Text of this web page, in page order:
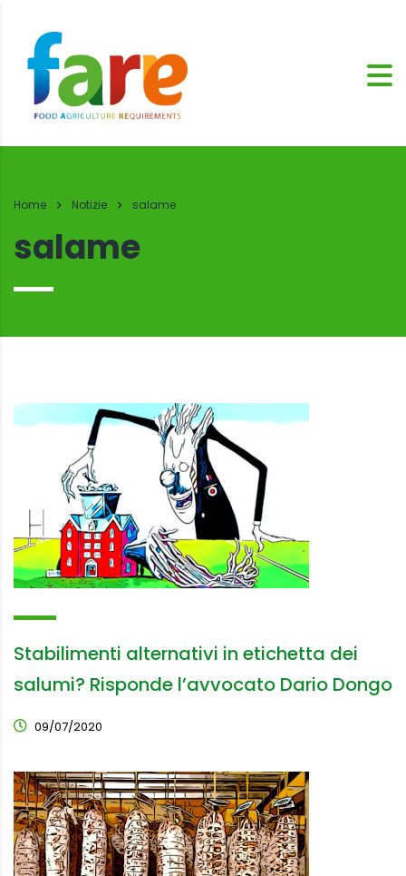
Home Notizie salame
salame
Stabilimenti alternativi in etichetta dei
salumi? Risponde l’avvocato Dario Dongo
09/07/2020